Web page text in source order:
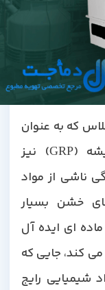
که به عنوان
پلاستیک تقویت شده با شیشه (GRP) نیز
از مواد
بسیار
ای ایده آل
جایی که
رایج